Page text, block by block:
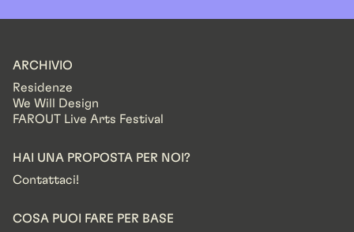
ARCHIVIO
Residenze
We Will Design
FAROUT Live Arts Festival
HAI UNA PROPOSTA PER NOI?
Contattaci!
COSA PUOI FARE PER BASE